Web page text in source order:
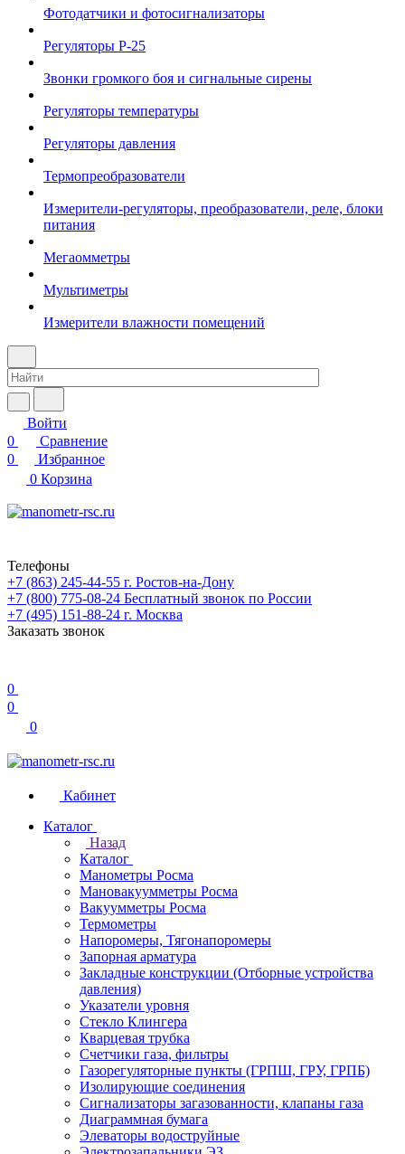
Фотодатчики и фотосигнализаторы
Регуляторы Р-25
Звонки громкого боя и сигнальные сирены
Регуляторы температуры
Регуляторы давления
Термопреобразователи
Измерители-регуляторы, преобразователи, реле, блоки
питания
Мегаомметры
Мультиметры
Измерители влажности помещений
Войти
0
Сравнение
0
Избранное
0 Корзина
Телефоны
+7 (863) 245-44-55 г. Ростов-на-Дону
+7 (800) 775-08-24 Бесплатный звонок по России
+7 (495) 151-88-24 г. Москва
Заказать звонок
0
0
0
Кабинет
Каталог
Назад
Каталог
Манометры Росма
Мановакуумметры Росма
Вакуумметры Росма
Термометры
Напоромеры, Тягонапоромеры
Запорная арматура
Закладные конструкции (Отборные устройства
давления)
Указатели уровня
Стекло Клингера
Кварцевая трубка
Счетчики газа, фильтры
Газорегуляторные пункты (ГРПШ, ГРУ, ГРПБ)
Изолирующие соединения
Сигнализаторы загазованности, клапаны газа
Диаграммная бумага
Элеваторы водоструйные